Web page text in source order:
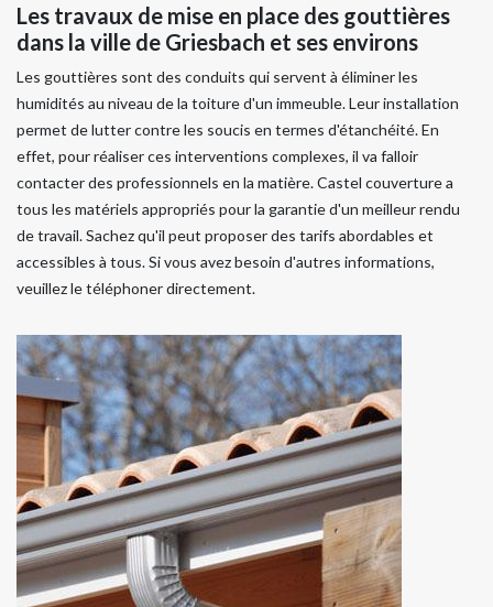
Les travaux de mise en place des gouttières
dans la ville de Griesbach et ses environs
Les gouttières sont des conduits qui servent à éliminer les
humidités au niveau de la toiture d'un immeuble. Leur installation
permet de lutter contre les soucis en termes d'étanchéité. En
effet, pour réaliser ces interventions complexes, il va falloir
contacter des professionnels en la matière. Castel couverture a
tous les matériels appropriés pour la garantie d'un meilleur rendu
de travail. Sachez qu'il peut proposer des tarifs abordables et
accessibles à tous. Si vous avez besoin d'autres informations,
veuillez le téléphoner directement.